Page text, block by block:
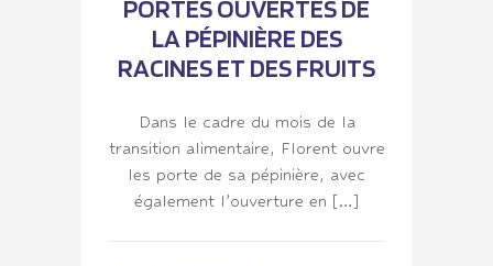
PORTES OUVERTES DE
LA PÉPINIÈRE DES
RACINES ET DES FRUITS
Dans le cadre du mois de la
transition alimentaire, Florent ouvre
les porte de sa pépinière, avec
également l’ouverture en […]